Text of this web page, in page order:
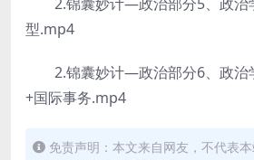
型.mp4
2.锦囊妙计—政治部分6、政治
+国际事务.mp4
免责声明：本文来自网友，不代表